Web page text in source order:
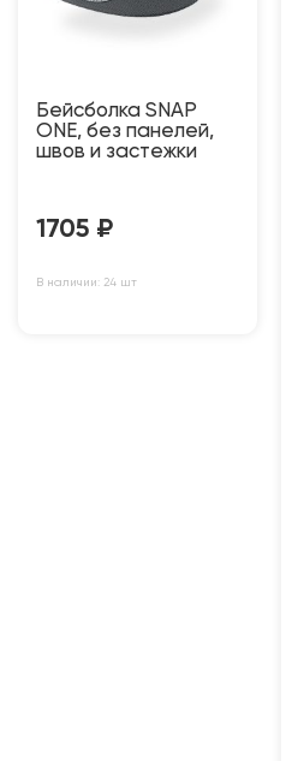
Бейсболка SNAP
ONE, без панелей,
швов и застежки
1705 ₽
В наличии: 24 шт